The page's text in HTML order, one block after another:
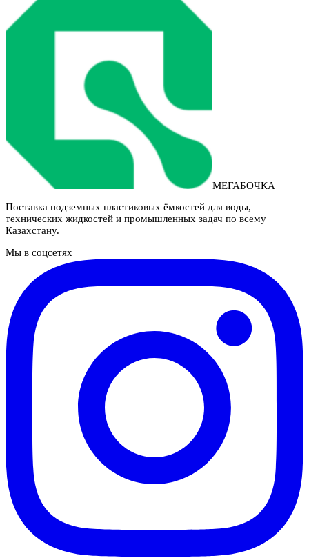
МЕГАБОЧКА
Поставка подземных пластиковых ёмкостей для воды,
технических жидкостей и промышленных задач по всему
Казахстану.
Мы в соцсетях